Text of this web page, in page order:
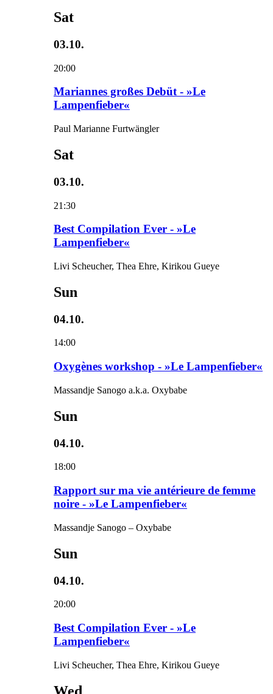
Sat
03.10.
20:00
Mariannes großes Debüt - »Le
Lampenfieber«
Paul Marianne Furtwängler
Sat
03.10.
21:30
Best Compilation Ever - »Le
Lampenfieber«
Livi Scheucher, Thea Ehre, Kirikou Gueye
Sun
04.10.
14:00
Oxygènes workshop - »Le Lampenfieber«
Massandje Sanogo a.k.a. Oxybabe
Sun
04.10.
18:00
Rapport sur ma vie antérieure de femme
noire - »Le Lampenfieber«
Massandje Sanogo – Oxybabe
Sun
04.10.
20:00
Best Compilation Ever - »Le
Lampenfieber«
Livi Scheucher, Thea Ehre, Kirikou Gueye
Wed